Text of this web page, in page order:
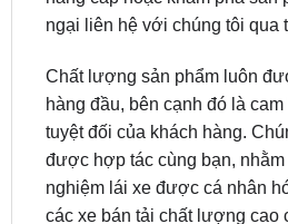
Chất lượng sản phẩm luôn
tuyệt đối của khách hàng.
được hợp tác cùng bạn,
nghiệm lái xe được cá nhân
các xe bán tải chất lượng cao
dịch vụ chăm sóc khách hàng